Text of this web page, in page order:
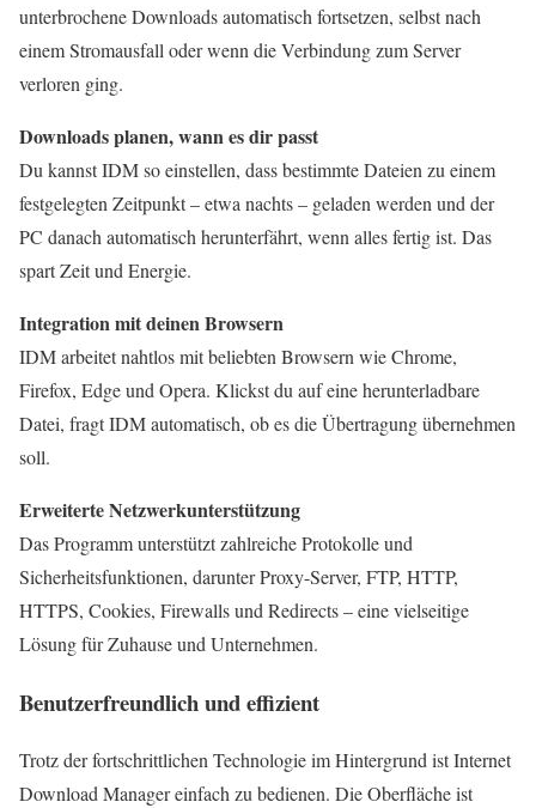
unterbrochene Downloads automatisch fortsetzen, selbst nach
einem Stromausfall oder wenn die Verbindung zum Server
verloren ging.
Downloads planen, wann es dir passt
Du kannst IDM so einstellen, dass bestimmte Dateien zu einem
festgelegten Zeitpunkt – etwa nachts – geladen werden und der
PC danach automatisch herunterfährt, wenn alles fertig ist. Das
spart Zeit und Energie.
Integration mit deinen Browsern
IDM arbeitet nahtlos mit beliebten Browsern wie Chrome,
Firefox, Edge und Opera. Klickst du auf eine herunterladbare
Datei, fragt IDM automatisch, ob es die Übertragung übernehmen
soll.
Erweiterte Netzwerkunterstützung
Das Programm unterstützt zahlreiche Protokolle und
Sicherheitsfunktionen, darunter Proxy-Server, FTP, HTTP,
HTTPS, Cookies, Firewalls und Redirects – eine vielseitige
Lösung für Zuhause und Unternehmen.
Benutzerfreundlich und effizient
Trotz der fortschrittlichen Technologie im Hintergrund ist Internet
Download Manager einfach zu bedienen. Die Oberfläche ist